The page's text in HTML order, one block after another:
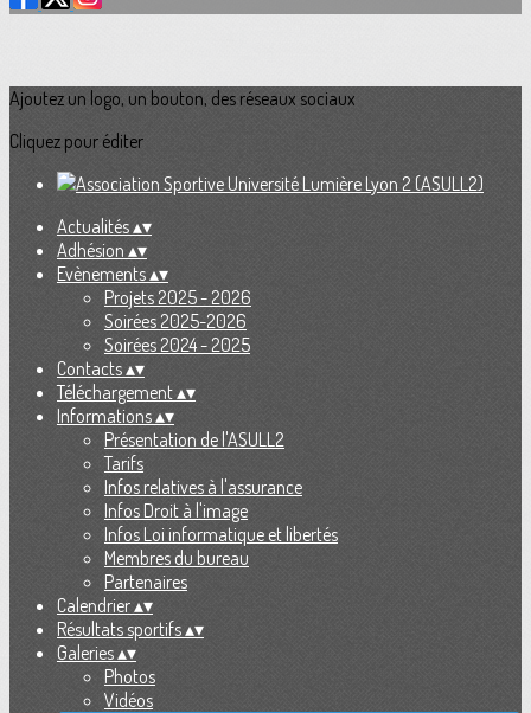
Ajoutez un logo, un bouton, des réseaux sociaux
Cliquez pour éditer
Actualités▴▾
Adhésion ▴▾
Evènements▴▾
Projets 2025 - 2026
Soirées 2025-2026
Soirées 2024 - 2025
Contacts▴▾
Téléchargement▴▾
Informations▴▾
Présentation de l'ASULL2
Tarifs
Infos relatives à l'assurance
Infos Droit à l'image
Infos Loi informatique et libertés
Membres du bureau
Partenaires
Calendrier▴▾
Résultats sportifs▴▾
Galeries▴▾
Photos
Vidéos